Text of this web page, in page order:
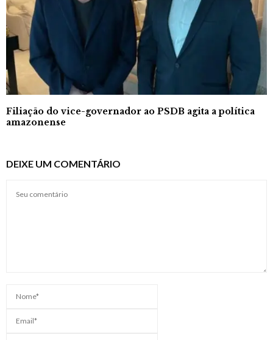
Filiação do vice-governador ao PSDB agita a política
amazonense
DEIXE UM COMENTÁRIO